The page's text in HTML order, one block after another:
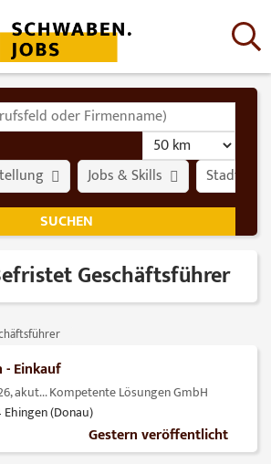
Stadt
Jobs & Skills
Geschäftsführer
- Einkauf
akut... Kompetente Lösungen GmbH
Ehingen (Donau)
Gestern veröffentlicht